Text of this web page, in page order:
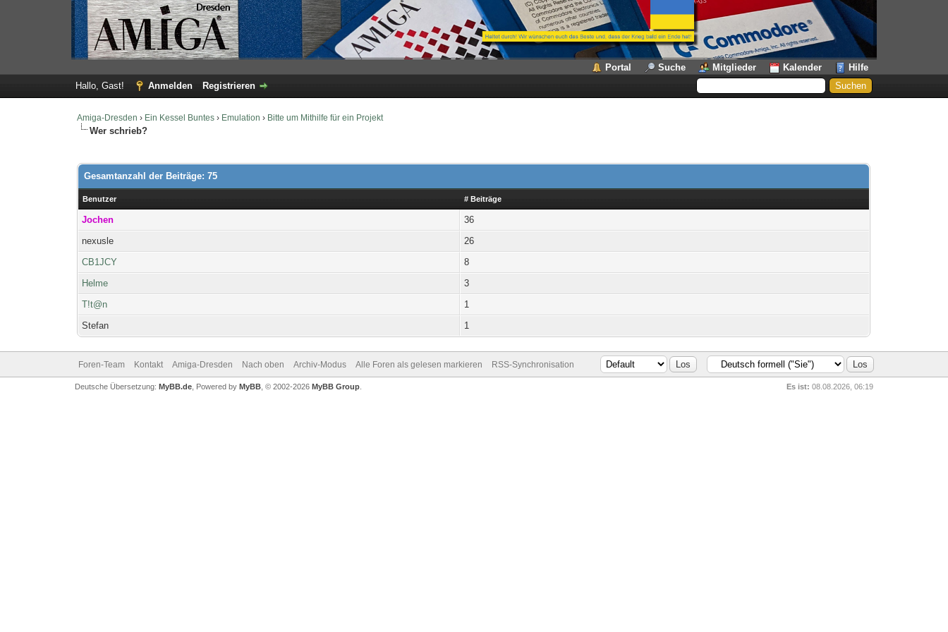
Portal Suche Mitglieder Kalender
Hilfe
Hallo, Gast!
Anmelden Registrieren
Amiga-Dresden › Ein Kessel Buntes › Emulation › Bitte um Mithilfe für ein Projekt
Wer schrieb?
Gesamtanzahl der Beiträge: 75
Benutzer # Beiträge
Jochen
36
nexusle
26
CB1JCY
8
Helme
3
T!t@n
1
Stefan
1
Foren-Team Kontakt Amiga-Dresden Nach oben Archiv-Modus Alle Foren als gelesen markieren RSS-Synchronisation
Es ist: 08.08.2026, 06:19
Deutsche Übersetzung: MyBB.de, Powered by MyBB, © 2002-2026 MyBB Group.